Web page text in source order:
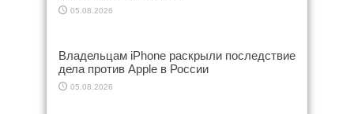
05.08.2026
Владельцам iPhone раскрыли последствие
дела против Apple в России
05.08.2026